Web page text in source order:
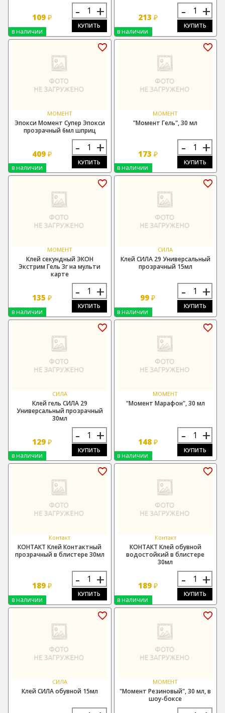
109₽ - +
КУПИТЬ
в наличии
213 ₽ - +
КУПИТЬ
в наличии
МОМЕНТ
Эпокси Момент Супер Эпокси
прозрачный 6мл шприц
409₽ - +
КУПИТЬ
в наличии
МОМЕНТ
"Момент Гель", 30 мл
173 ₽ - +
КУПИТЬ
в наличии
МОМЕНТ
Клей секундный ЭКОН
Экстрим Гель 3г на мульти
карте
135₽ - +
КУПИТЬ
в наличии
СИЛА
Клей СИЛА 29 Универсальный
прозрачный 15мл
99₽ - +
КУПИТЬ
в наличии
СИЛА
Клей гель СИЛА 29
Универсальный прозрачный
30мл
129₽ - +
КУПИТЬ
в наличии
МОМЕНТ
"Момент Марафон", 30 мл
148 ₽ - +
КУПИТЬ
в наличии
Контакт
КОНТАКТ Клей Контактный
прозрачный в блистере 30мл
189₽ - +
КУПИТЬ
в наличии
Контакт
КОНТАКТ Клей обувной
водостойкий в блистере
30мл
189 ₽ - +
КУПИТЬ
в наличии
СИЛА
Клей СИЛА обувной 15мл
МОМЕНТ
"Момент Резиновый", 30 мл, в
шоу-боксе